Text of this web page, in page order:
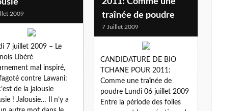
2009
7 juillet 2009 – Le
Libéré
mal inspiré,
contre Lawani:
de la jalousie
! Jalousie… Il n’y a
traînée de poudre
7 Juillet 2009
CANDIDATURE DE BIO
TCHANE POUR 2011:
Comme une traînée de
poudre Lundi 06 juillet 2009
Entre la période des folles